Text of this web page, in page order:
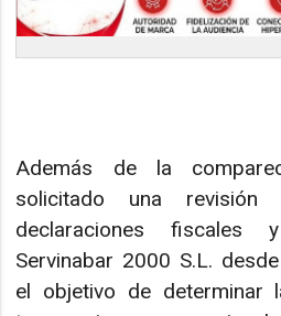
Además de la
solicitado una revisión
declaraciones
Servinabar 2000 S.L.
el objetivo de determinar